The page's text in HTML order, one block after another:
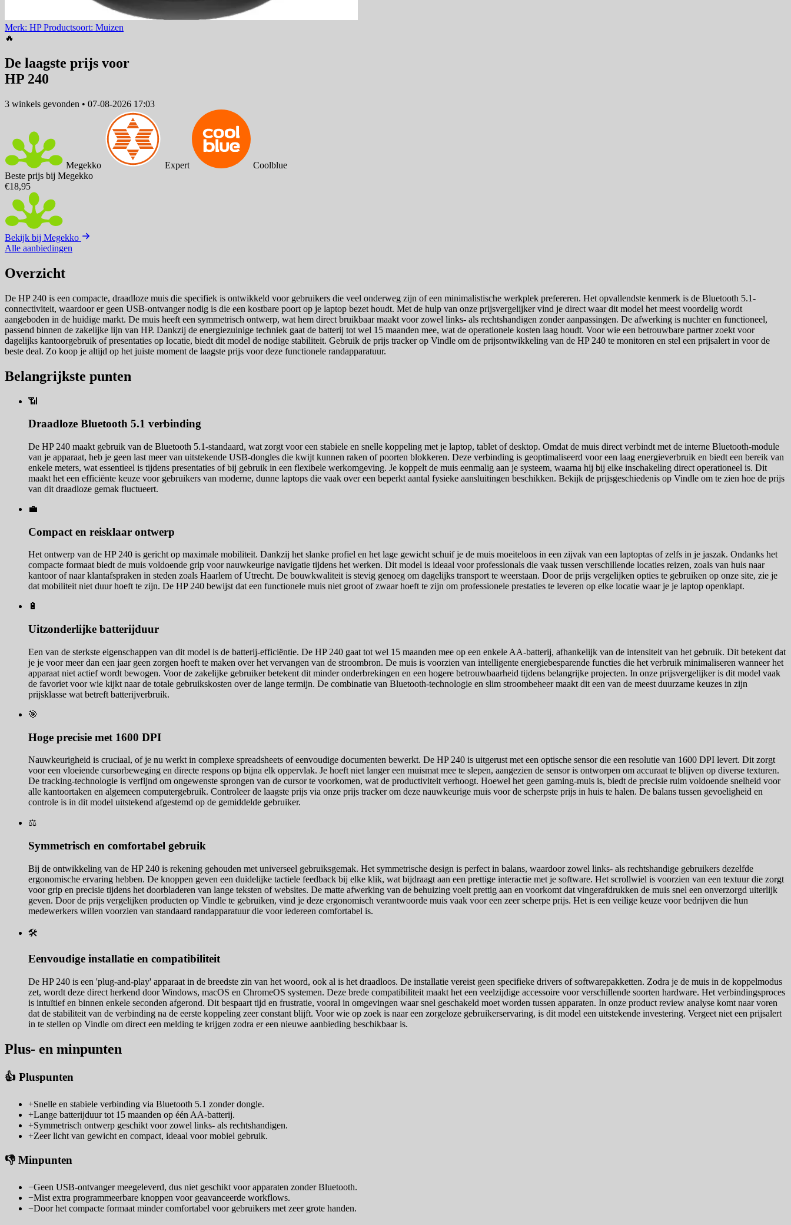
Merk: HPProductsoort: Muizen
🔥
De laagste prijs voor
HP 240
3 winkels gevonden • 07-08-2026 17:03
Megekko Expert
Coolblue
Beste prijs bij Megekko
€18,95
Bekijk bij Megekko
Alle aanbiedingen
Overzicht
De HP 240 is een compacte, draadloze muis die specifiek is ontwikkeld voor gebruikers die veel onderweg zijn of een minimalistische werkplek prefereren. Het opvallendste kenmerk is de Bluetooth 5.1-
connectiviteit, waardoor er geen USB-ontvanger nodig is die een kostbare poort op je laptop bezet houdt. Met de hulp van onze prijsvergelijker vind je direct waar dit model het meest voordelig wordt
aangeboden in de huidige markt. De muis heeft een symmetrisch ontwerp, wat hem direct bruikbaar maakt voor zowel links- als rechtshandigen zonder aanpassingen. De afwerking is nuchter en functioneel,
passend binnen de zakelijke lijn van HP. Dankzij de energiezuinige techniek gaat de batterij tot wel 15 maanden mee, wat de operationele kosten laag houdt. Voor wie een betrouwbare partner zoekt voor
dagelijks kantoorgebruik of presentaties op locatie, biedt dit model de nodige stabiliteit. Gebruik de prijs tracker op Vindle om de prijsontwikkeling van de HP 240 te monitoren en stel een prijsalert in voor de
beste deal. Zo koop je altijd op het juiste moment de laagste prijs voor deze functionele randapparatuur.
Belangrijkste punten
📶
Draadloze Bluetooth 5.1 verbinding
De HP 240 maakt gebruik van de Bluetooth 5.1-standaard, wat zorgt voor een stabiele en snelle koppeling met je laptop, tablet of desktop. Omdat de muis direct verbindt met de interne Bluetooth-module
van je apparaat, heb je geen last meer van uitstekende USB-dongles die kwijt kunnen raken of poorten blokkeren. Deze verbinding is geoptimaliseerd voor een laag energieverbruik en biedt een bereik van
enkele meters, wat essentieel is tijdens presentaties of bij gebruik in een flexibele werkomgeving. Je koppelt de muis eenmalig aan je systeem, waarna hij bij elke inschakeling direct operationeel is. Dit
maakt het een efficiënte keuze voor gebruikers van moderne, dunne laptops die vaak over een beperkt aantal fysieke aansluitingen beschikken. Bekijk de prijsgeschiedenis op Vindle om te zien hoe de prijs
van dit draadloze gemak fluctueert.
💼
Compact en reisklaar ontwerp
Het ontwerp van de HP 240 is gericht op maximale mobiliteit. Dankzij het slanke profiel en het lage gewicht schuif je de muis moeiteloos in een zijvak van een laptoptas of zelfs in je jaszak. Ondanks het
compacte formaat biedt de muis voldoende grip voor nauwkeurige navigatie tijdens het werken. Dit model is ideaal voor professionals die vaak tussen verschillende locaties reizen, zoals van huis naar
kantoor of naar klantafspraken in steden zoals Haarlem of Utrecht. De bouwkwaliteit is stevig genoeg om dagelijks transport te weerstaan. Door de prijs vergelijken opties te gebruiken op onze site, zie je
dat mobiliteit niet duur hoeft te zijn. De HP 240 bewijst dat een functionele muis niet groot of zwaar hoeft te zijn om professionele prestaties te leveren op elke locatie waar je je laptop openklapt.
🔋
Uitzonderlijke batterijduur
Een van de sterkste eigenschappen van dit model is de batterij-efficiëntie. De HP 240 gaat tot wel 15 maanden mee op een enkele AA-batterij, afhankelijk van de intensiteit van het gebruik. Dit betekent dat
je je voor meer dan een jaar geen zorgen hoeft te maken over het vervangen van de stroombron. De muis is voorzien van intelligente energiebesparende functies die het verbruik minimaliseren wanneer het
apparaat niet actief wordt bewogen. Voor de zakelijke gebruiker betekent dit minder onderbrekingen en een hogere betrouwbaarheid tijdens belangrijke projecten. In onze prijsvergelijker is dit model vaak
de favoriet voor wie kijkt naar de totale gebruikskosten over de lange termijn. De combinatie van Bluetooth-technologie en slim stroombeheer maakt dit een van de meest duurzame keuzes in zijn
prijsklasse wat betreft batterijverbruik.
🎯
Hoge precisie met 1600 DPI
Nauwkeurigheid is cruciaal, of je nu werkt in complexe spreadsheets of eenvoudige documenten bewerkt. De HP 240 is uitgerust met een optische sensor die een resolutie van 1600 DPI levert. Dit zorgt
voor een vloeiende cursorbeweging en directe respons op bijna elk oppervlak. Je hoeft niet langer een muismat mee te slepen, aangezien de sensor is ontworpen om accuraat te blijven op diverse texturen.
De tracking-technologie is verfijnd om ongewenste sprongen van de cursor te voorkomen, wat de productiviteit verhoogt. Hoewel het geen gaming-muis is, biedt de precisie ruim voldoende snelheid voor
alle kantoortaken en algemeen computergebruik. Controleer de laagste prijs via onze prijs tracker om deze nauwkeurige muis voor de scherpste prijs in huis te halen. De balans tussen gevoeligheid en
controle is in dit model uitstekend afgestemd op de gemiddelde gebruiker.
⚖️
Symmetrisch en comfortabel gebruik
Bij de ontwikkeling van de HP 240 is rekening gehouden met universeel gebruiksgemak. Het symmetrische design is perfect in balans, waardoor zowel links- als rechtshandige gebruikers dezelfde
ergonomische ervaring hebben. De knoppen geven een duidelijke tactiele feedback bij elke klik, wat bijdraagt aan een prettige interactie met je software. Het scrollwiel is voorzien van een textuur die zorgt
voor grip en precisie tijdens het doorbladeren van lange teksten of websites. De matte afwerking van de behuizing voelt prettig aan en voorkomt dat vingerafdrukken de muis snel een onverzorgd uiterlijk
geven. Door de prijs vergelijken producten op Vindle te gebruiken, vind je deze ergonomisch verantwoorde muis vaak voor een zeer scherpe prijs. Het is een veilige keuze voor bedrijven die hun
medewerkers willen voorzien van standaard randapparatuur die voor iedereen comfortabel is.
🛠️
Eenvoudige installatie en compatibiliteit
De HP 240 is een 'plug-and-play' apparaat in de breedste zin van het woord, ook al is het draadloos. De installatie vereist geen specifieke drivers of softwarepakketten. Zodra je de muis in de koppelmodus
zet, wordt deze direct herkend door Windows, macOS en ChromeOS systemen. Deze brede compatibiliteit maakt het een veelzijdige accessoire voor verschillende soorten hardware. Het verbindingsproces
is intuïtief en binnen enkele seconden afgerond. Dit bespaart tijd en frustratie, vooral in omgevingen waar snel geschakeld moet worden tussen apparaten. In onze product review analyse komt naar voren
dat de stabiliteit van de verbinding na de eerste koppeling zeer constant blijft. Voor wie op zoek is naar een zorgeloze gebruikerservaring, is dit model een uitstekende investering. Vergeet niet een prijsalert
in te stellen op Vindle om direct een melding te krijgen zodra er een nieuwe aanbieding beschikbaar is.
Plus- en minpunten
👍 Pluspunten
+Snelle en stabiele verbinding via Bluetooth 5.1 zonder dongle.
+Lange batterijduur tot 15 maanden op één AA-batterij.
+Symmetrisch ontwerp geschikt voor zowel links- als rechtshandigen.
+Zeer licht van gewicht en compact, ideaal voor mobiel gebruik.
👎 Minpunten
−Geen USB-ontvanger meegeleverd, dus niet geschikt voor apparaten zonder Bluetooth.
−Mist extra programmeerbare knoppen voor geavanceerde workflows.
−Door het compacte formaat minder comfortabel voor gebruikers met zeer grote handen.